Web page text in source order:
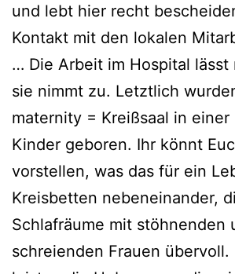
und lebt hier recht
Kontakt mit den lokalen
… Die Arbeit im Hospital lässt
sie nimmt zu. Letztlich
maternity = Kreißsaal in einer
Kinder geboren. Ihr könnt
vorstellen, was das für ein
Kreisbetten nebeneinander,
Schlafräume mit stöhnenden
schreienden Frauen übervoll.